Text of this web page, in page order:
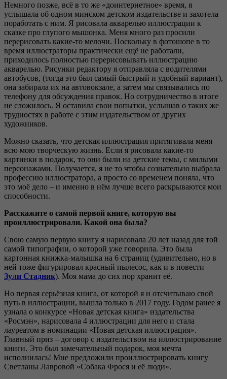
Немного позже, всё в то же «доинтернетное» время, я
услышала об одном минском детском издательстве и захотела
поработать с ним. Я рисовала акварелью иллюстрации к
сказке про глупого мышонка. Меня много раз просили
перерисовать какие-то мелочи. Поскольку в фотошопе в то
время иллюстраторы практически ещё не работали,
приходилось полностью перерисовывать иллюстрацию
акварелью. Рисунки редактору я отправляла с водителями
автобусов, (тогда это был самый быстрый и удобный вариант),
она забирала их на автовокзале, а затем мы связывались по
телефону для обсуждения правок. Но сотрудничество в итоге
не сложилось. Я оставила свои попытки, услышав о таких же
трудностях в работе с этим издательством от других
художников.
Можно сказать, что детская иллюстрация притягивала меня
всю мою творческую жизнь. Если я рисовала какие-то
картинки в подарок, то они были на детские темы, с милыми
персонажами. Получается, я не то чтобы сознательно выбрала
профессию иллюстратора, а просто со временем поняла, что
это моё дело – и именно в нём лучше всего раскрываются мои
способности.
Расскажите о самой первой книге, которую вы
проиллюстрировали. Какой она была?
Свою самую первую книгу я нарисовала 20 лет назад для той
самой типографии, о которой уже говорила. Это была
картонная книжка-малышка на 6 страниц (удивительно, но в
ней тоже фигурировал красный пылесос, как и в повести
Зули Стадник). Моя мама до сих пор хранит её.
Но первая серьёзная книга, от которой я и отсчитываю свой
путь в иллюстрации, вышла только в 2017 году. Годом ранее я
узнала о конкурсе «Новая детская книга» издательства
«Росмэн», нарисовала 4 иллюстрации для него и стала
лауреатом в номинации «Новая детская иллюстрация».
Главный приз – договор с издательством на иллюстрирование
книги. Это был замечательный подарок, моя мечта
исполнилась! Мне предложили проиллюстрировать книгу
Светланы Лавровой «Собака Фрося и её люди».